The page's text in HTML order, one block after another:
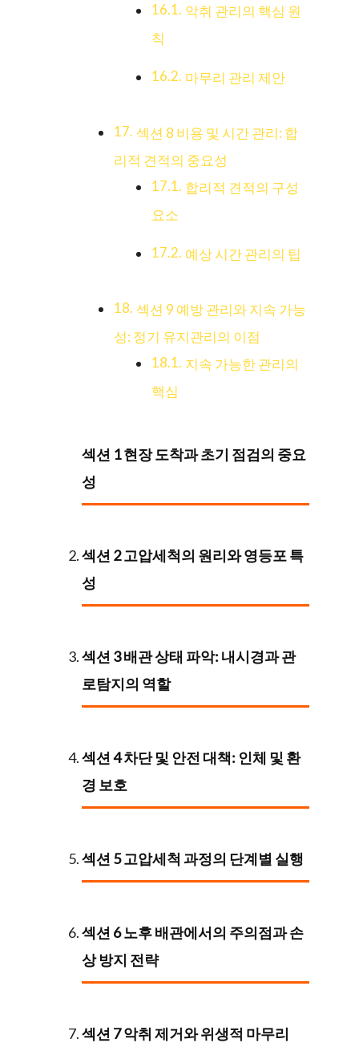
악취 관리의 핵심 원
칙
마무리 관리 제안
섹션 8 비용 및 시간 관리: 합
리적 견적의 중요성
합리적 견적의 구성
요소
예상 시간 관리의 팁
섹션 9 예방 관리와 지속 가능
성: 정기 유지관리의 이점
지속 가능한 관리의
핵심
섹션 1 현장 도착과 초기 점검의 중요
성
섹션 2 고압세척의 원리와 영등포 특
성
섹션 3 배관 상태 파악: 내시경과 관
로탐지의 역할
섹션 4 차단 및 안전 대책: 인체 및 환
경 보호
섹션 5 고압세척 과정의 단계별 실행
섹션 6 노후 배관에서의 주의점과 손
상 방지 전략
섹션 7 악취 제거와 위생적 마무리